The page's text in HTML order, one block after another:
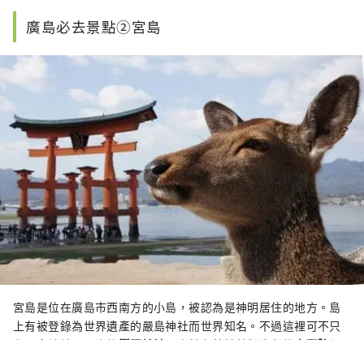
廣島必去景點②宮島
宮島是位在廣島市西南方的小島，被認為是神明居住的地方。島
上有被登錄為世界遺產的嚴島神社而世界知名。不過這裡可不只